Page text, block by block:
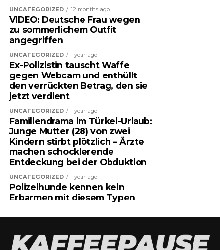
UNCATEGORIZED 12 months ago
VIDEO: Deutsche Frau wegen
zu sommerlichem Outfit
angegriffen
UNCATEGORIZED 1 year ago
Ex-Polizistin tauscht Waffe
gegen Webcam und enthüllt
den verrückten Betrag, den sie
jetzt verdient
UNCATEGORIZED 1 year ago
Familiendrama im Türkei-Urlaub:
Junge Mutter (28) von zwei
Kindern stirbt plötzlich – Ärzte
machen schockierende
Entdeckung bei der Obduktion
UNCATEGORIZED 1 year ago
Polizeihunde kennen kein
Erbarmen mit diesem Typen